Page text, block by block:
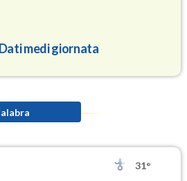
Dati medi giornata
94.8
31°